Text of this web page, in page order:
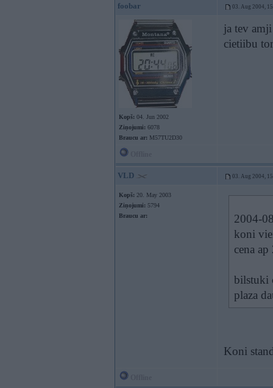
foobar 03. Aug 2004,
Kopš: 04. Jun 2002
Ziņojumi: 6078
Braucu ar: M57TU2D30
ja tev
cietiibu
VLD 03. Aug 2004,
Kopš: 20. May 2003
Ziņojumi: 5794
Braucu ar:
2004-
koni
cena
bilstuki
plaza
Koni